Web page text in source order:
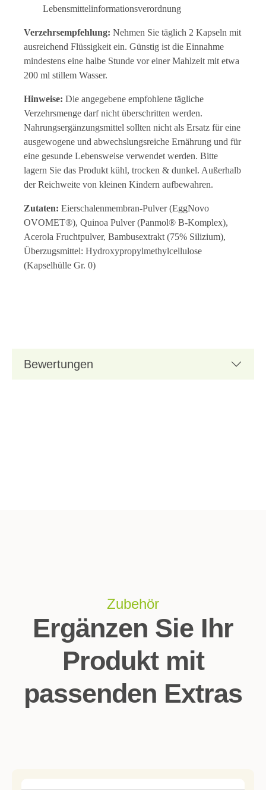
Lebensmittelinformationsverordnung
Verzehrsempfehlung: Nehmen Sie täglich 2 Kapseln mit
ausreichend Flüssigkeit ein. Günstig ist die Einnahme
mindestens eine halbe Stunde vor einer Mahlzeit mit etwa
200 ml stillem Wasser.
Hinweise: Die angegebene empfohlene tägliche
Verzehrsmenge darf nicht überschritten werden.
Nahrungsergänzungsmittel sollten nicht als Ersatz für eine
ausgewogene und abwechslungsreiche Ernährung und für
eine gesunde Lebensweise verwendet werden. Bitte
lagern Sie das Produkt kühl, trocken & dunkel. Außerhalb
der Reichweite von kleinen Kindern aufbewahren.
Zutaten: Eierschalenmembran-Pulver (EggNovo
OVOMET®), Quinoa Pulver (Panmol® B-Komplex),
Acerola Fruchtpulver, Bambusextrakt (75% Silizium),
Überzugsmittel: Hydroxypropylmethylcellulose
(Kapselhülle Gr. 0)
Bewertungen
Zubehör
Ergänzen Sie Ihr
Produkt mit
passenden Extras